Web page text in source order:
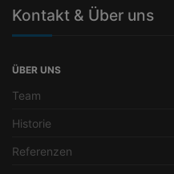
Kontakt & Über uns
ÜBER UNS
Team
Historie
Referenzen